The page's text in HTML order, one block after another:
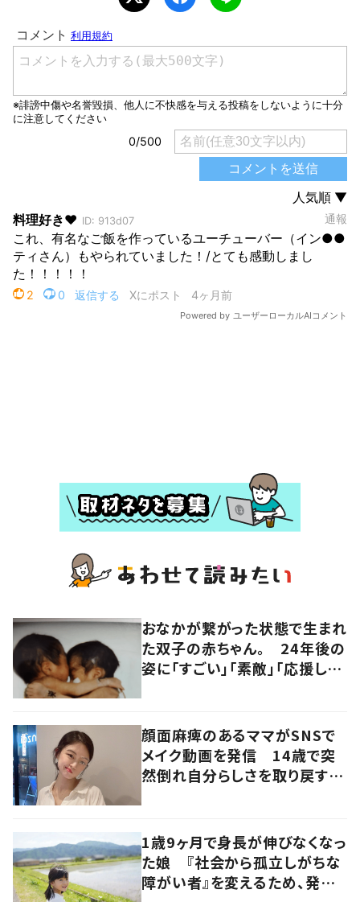
おなかが繋がった状態で生まれ
た双子の赤ちゃん。 24年後の
姿に「すごい」「素敵」「応援して
顔面麻痺のあるママがSNSで
メイク動画を発信 14歳で突
然倒れ自分らしさを取り戻すま
1歳9ヶ月で身長が伸びなくなっ
た娘 『社会から孤立しがちな
障がい者』を変えるため、発信